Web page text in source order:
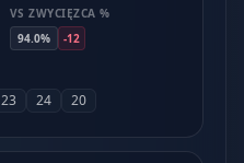
VS ZWYCIĘZCA %
94.0%
-12
23 24 20